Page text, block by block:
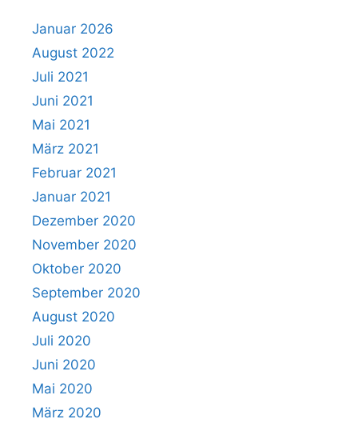
Januar 2026
August 2022
Juli 2021
Juni 2021
Mai 2021
März 2021
Februar 2021
Januar 2021
Dezember 2020
November 2020
Oktober 2020
September 2020
August 2020
Juli 2020
Juni 2020
Mai 2020
März 2020